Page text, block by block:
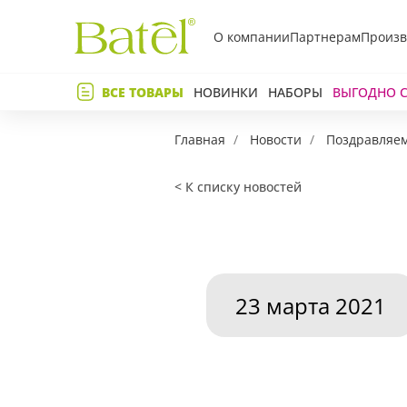
О компанииПартнерамТелефон
ВСЕ ТОВАРЫ НОВИНКИ НАБОРЫ ВЫГОДНО
Главная Новости
< К списку новостей
23 марта 2021